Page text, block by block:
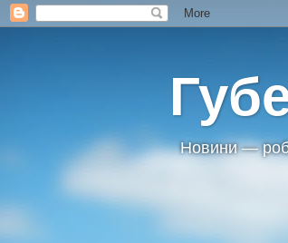
Новини —